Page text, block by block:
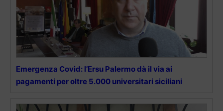
Emergenza Covid: l’Ersu Palermo dà il via ai
pagamenti per oltre 5.000 universitari siciliani